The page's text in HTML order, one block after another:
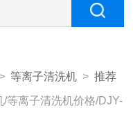
等离子清洗机 >推荐
等离子清洗机价格/DJY-